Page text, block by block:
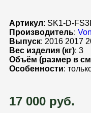
Артикул: SK1-D-
Производитель:
Выпуск: 2016 2017
Вес изделия (кг): 3
Объём (размер в
Особенности:
17 000 руб.